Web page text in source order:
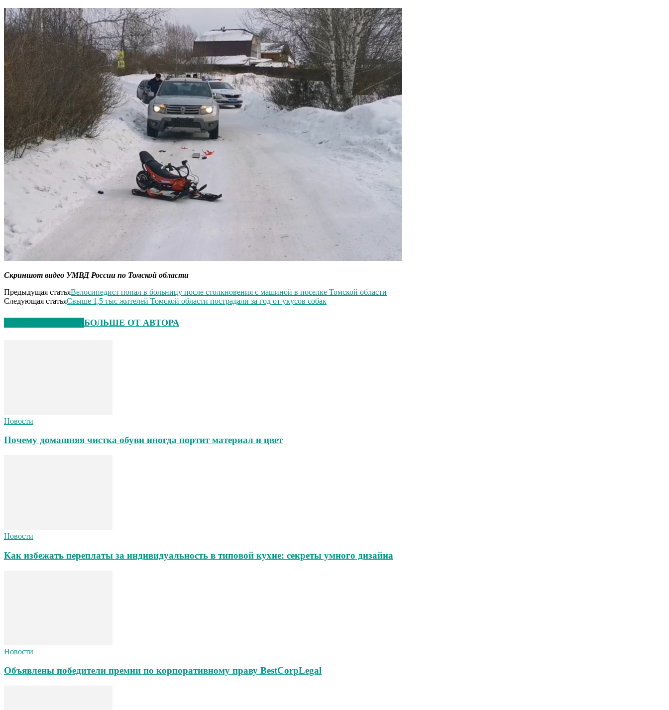
Скриншот видео УМВД России по Томской области
Предыдущая статьяВелосипедист попал в больницу после столкновения с машиной в поселке Томской области
Следующая статьяСвыше 1,5 тыс жителей Томской области пострадали за год от укусов собак
БОЛЬШЕ ОТ АВТОРА
Новости
Почему домашняя чистка обуви иногда портит материал и цвет
Новости
Как избежать переплаты за индивидуальность в типовой кухне: секреты умного дизайна
Новости
Объявлены победители премии по корпоративному праву BestCorpLegal